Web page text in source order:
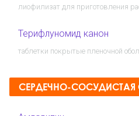
лиофилизат для приготовления
Терифлуномид канон
таблетки покрытые пленочной
СЕРДЕЧНО-СОСУДИСТАЯ